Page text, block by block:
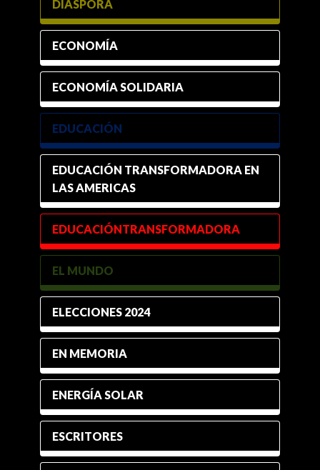
DIÁSPORA
ECONOMÍA
ECONOMÍA SOLIDARIA
EDUCACIÓN
EDUCACIÓN TRANSFORMADORA EN
LAS AMERICAS
EDUCACIÓNTRANSFORMADORA
EL MUNDO
ELECCIONES 2024
EN MEMORIA
ENERGÍA SOLAR
ESCRITORES